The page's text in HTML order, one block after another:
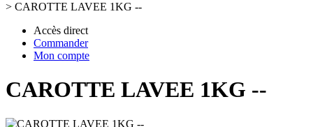
> CAROTTE LAVEE 1KG --
Accès direct
Commander
Mon compte
CAROTTE LAVEE 1KG --